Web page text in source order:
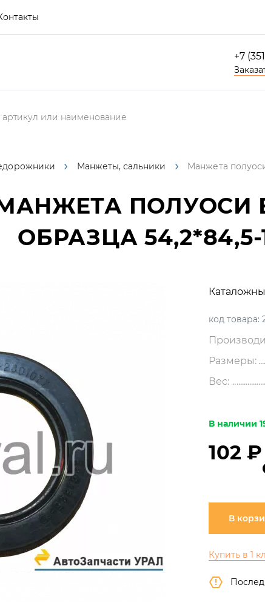
+7
Манжеты, сальники Манжета
ПОЛУОСИ
ОБРАЗЦА 54,2*84,5-
код товара:
Размеры:
Вес:
В наличии
102 ₽
В
Купить в 1